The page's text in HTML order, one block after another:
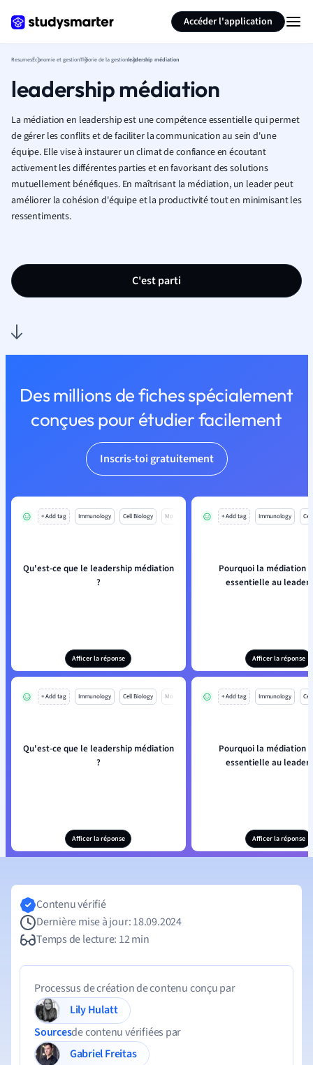
Accéder l'application
ResumesÉconomie et gestionThéorie de la gestionleadership médiation
leadership médiation
La médiation en leadership est une compétence essentielle qui permet
de gérer les conflits et de faciliter la communication au sein d'une
équipe. Elle vise à instaurer un climat de confiance en écoutant
activement les différentes parties et en favorisant des solutions
mutuellement bénéfiques. En maîtrisant la médiation, un leader peut
améliorer la cohésion d'équipe et la productivité tout en minimisant les
ressentiments.
C'est parti
Des millions de fiches spécialement
conçues pour étudier facilement
Inscris-toi gratuitement
+ Add tag Immunology Cell Biology Mo
Qu'est-ce que le leadership médiation
?
Afficer la réponse
+ Add tag Immunology
Pourquoi la médiation
essentielle au
Afficer la réponse
+ Add tag Immunology Cell Biology Mo
Qu'est-ce que le leadership médiation
?
Afficer la réponse
+ Add tag Immunology
Pourquoi la médiation
essentielle au
Afficer la réponse
Résumer la page
Contenu vérifié
Dernière mise à jour: 18.09.2024
Temps de lecture: 12 min
Processus de création de contenu conçu par
Lily Hulatt
Sourcesde contenu vérifiées par
Gabriel Freitas